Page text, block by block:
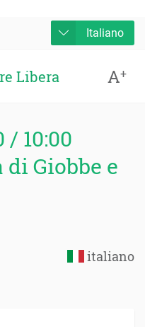
Italiano
Libera A+
/ 10:00
Giobbe e
italiano